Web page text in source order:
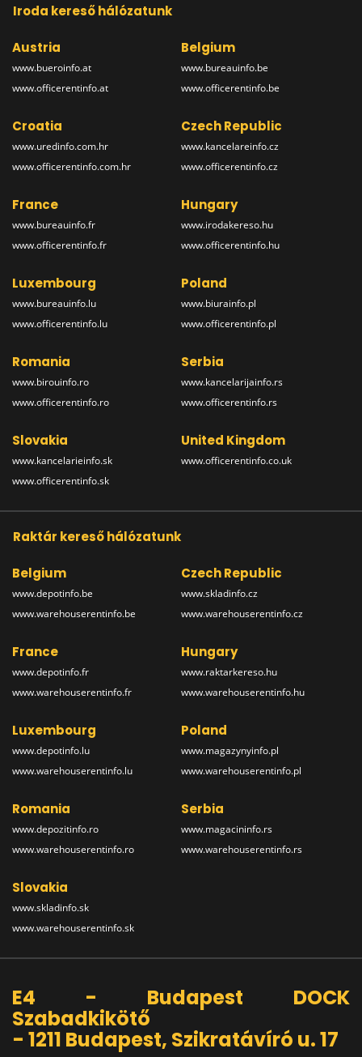
Iroda kereső hálózatunk
Austria
www.bueroinfo.at
www.officerentinfo.at
Belgium
www.bureauinfo.be
www.officerentinfo.be
Croatia
www.uredinfo.com.hr
www.officerentinfo.com.hr
Czech Republic
www.kancelareinfo.cz
www.officerentinfo.cz
France
www.bureauinfo.fr
www.officerentinfo.fr
Hungary
www.irodakereso.hu
www.officerentinfo.hu
Luxembourg
www.bureauinfo.lu
www.officerentinfo.lu
Poland
www.biurainfo.pl
www.officerentinfo.pl
Romania
www.birouinfo.ro
www.officerentinfo.ro
Serbia
www.kancelarijainfo.rs
www.officerentinfo.rs
Slovakia
www.kancelarieinfo.sk
www.officerentinfo.sk
United Kingdom
www.officerentinfo.co.uk
Raktár kereső hálózatunk
Belgium
www.depotinfo.be
www.warehouserentinfo.be
Czech Republic
www.skladinfo.cz
www.warehouserentinfo.cz
France
www.depotinfo.fr
www.warehouserentinfo.fr
Hungary
www.raktarkereso.hu
www.warehouserentinfo.hu
Luxembourg
www.depotinfo.lu
www.warehouserentinfo.lu
Poland
www.magazynyinfo.pl
www.warehouserentinfo.pl
Romania
www.depozitinfo.ro
www.warehouserentinfo.ro
Serbia
www.magacininfo.rs
www.warehouserentinfo.rs
Slovakia
www.skladinfo.sk
www.warehouserentinfo.sk
E4 - Budapest DOCK
Szabadkikötő
- 1211 Budapest, Szikratávíró u. 17